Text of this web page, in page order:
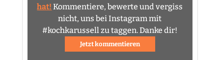
hat! Kommentiere, bewerte und vergiss
nicht, uns bei Instagram mit
#kochkarussell zu taggen. Danke dir!
Jetzt kommentieren